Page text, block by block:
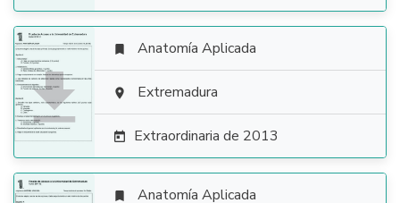

 Anatomía Aplicada
 Extremadura
 Extraordinaria de 2013
 Anatomía Aplicada